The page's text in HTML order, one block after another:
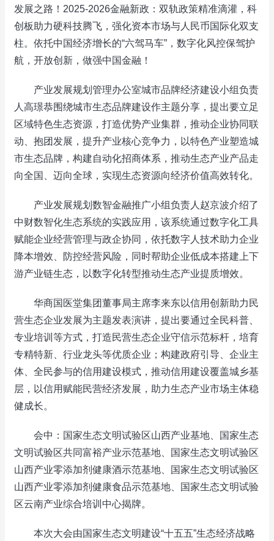
发展之路！2025-2026金融新政：双轨政策精准滴灌，科
创板助力硬科技腾飞，强化资本市场与人民币国际化双支
柱。依托中国经济增长的“六驾马车”，数字化风控保驾护
航，开放创新，做强中国金融！
产业发展规划管理办公室城市品牌经济建设小组负责
人高璟恭围绕城市生态品牌建设作主题分享，提出要立足
区域特色生态资源，打造优势产业集群，推动企业协同联
动、抱团发展，提升产业核心竞争力，以特色产业塑造城
市生态品牌，构建自动化招商体系，推动生态产业产品走
向全国、迈向全球，实现生态资源向经济价值高效转化。
产业发展规划数智金融推广小组负责人赵京波介绍了
中财数智化生态系统的实践应用，该系统通过数字化工具
赋能企业经营管理与政企协同，依托数字人技术助力企业
降本增效、防控经营风险，同时帮助企业低成本搭建上下
游产业链生态，以数字化转型推动生态产业提质增效。
华商国医堂集团董事局主席李来东以信用创新助力民
营生态企业发展为主题发表演讲，提出要通过全民科普、
专业培训等方式，打造民营生态企业守信示范标杆，培育
专精特新、行业龙头等优质企业；构建政府引导、企业主
体、全民参与的信用建设模式，推动信用建设覆盖城乡基
层，以信用赋能民营经济发展，助力生态产业市场主体稳
健成长。
会中：国家生态文明试验区山西产业基地、国家生态
文明试验区共同富裕产业示范基地、国家生态文明试验区
山西产业零添加剂健康酒示范基地、国家生态文明试验区
山西产业零添加剂健康食品示范基地、国家生态文明试验
区云南产业综合培训中心揭牌。
本次大会由国家生态文明建设“十五五”生态经济战略